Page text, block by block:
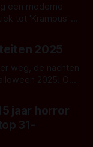
een moderne
tot 'Krampus''
reageren! Jullie
te maken.
2025
weg, de nachten
2025! Ooit
je uitgelicht.
jaar horror
31-